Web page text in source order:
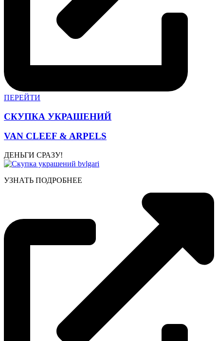
ПЕРЕЙТИ
СКУПКА УКРАШЕНИЙ
VAN CLEEF & ARPELS
ДЕНЬГИ СРАЗУ!
УЗНАТЬ ПОДРОБНЕЕ